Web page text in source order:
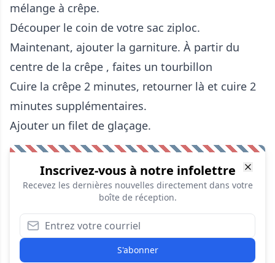
mélange à crêpe.
Découper le coin de votre sac ziploc.
Maintenant, ajouter la garniture. À partir du
centre de la crêpe , faites un tourbillon
Cuire la crêpe 2 minutes, retourner là et cuire 2
minutes supplémentaires.
Ajouter un filet de glaçage.
Inscrivez-vous à notre infolettre
Recevez les dernières nouvelles directement dans votre
boîte de réception.
S'abonner